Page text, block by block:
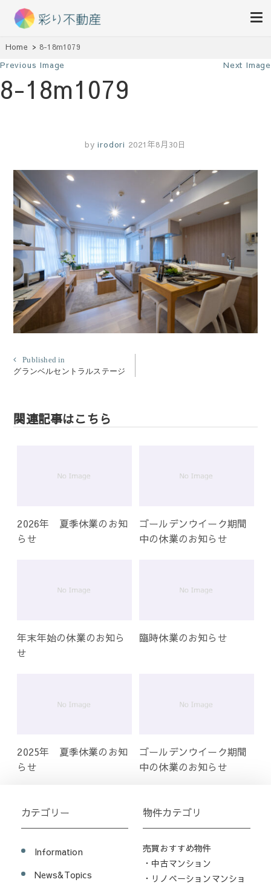
彩り不動産
Home 8-18m1079
Previous Image Next Image
8-18m1079
by irodori 2021年8月30日
投
稿
ゲ
Published in
グランベルセントラルステージ
関連記事はこちら
2026年 夏季休業のお知
らせ
ゴールデンウイーク期間
中の休業のお知らせ
年末年始の休業のお知ら
せ
臨時休業のお知らせ
2025年 夏季休業のお知
らせ
ゴールデンウイーク期間
中の休業のお知らせ
カテゴリー
Information
News&Topics
物件カテゴリ
売買おすすめ物件
・中古マンション
・リノベーションマンショ